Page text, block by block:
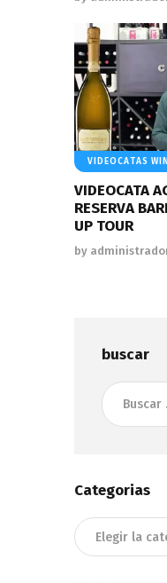
VIDEOCATAS
VIDEOCATA
RESERVA
UP TOUR
by
buscar
Buscar:
Categorias
Categorias